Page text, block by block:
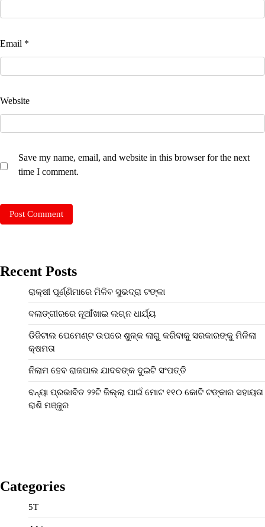
Email *
Website
Save my name, email, and website in this browser for the next
time I comment.
Recent Posts
ରାକ୍ଷୀ ପୂର୍ଣ୍ଣିମାରେ ମିଳିବ ସୁଭଦ୍ରା ଟଙ୍କା
ବଲାଙ୍ଗୀରରେ ନୂଆଁଖାଇ ଲଗ୍ନ ଧାର୍ଯ୍ୟ
ଡିଜିଟାଲ ପେମେଣ୍ଟ ଉପରେ ଶୁଳ୍କ ଲାଗୁ କରିବାକୁ ସରକାରଙ୍କୁ ମିଳିଲା
କ୍ଷମତା
ନିଲାମ ହେବ ରାଜପାଲ ଯାଦବଙ୍କ ଦୁଇଟି ସଂପତ୍ତି
ବନ୍ୟା ପ୍ରଭାବିତ ୨୨ଟି ଜିଲ୍ଲା ପାଇଁ ମୋଟ ୧୧୦ କୋଟି ଟଙ୍କାର ସହାୟତା
ରାଶି ମଞ୍ଜୁର
Categories
5T